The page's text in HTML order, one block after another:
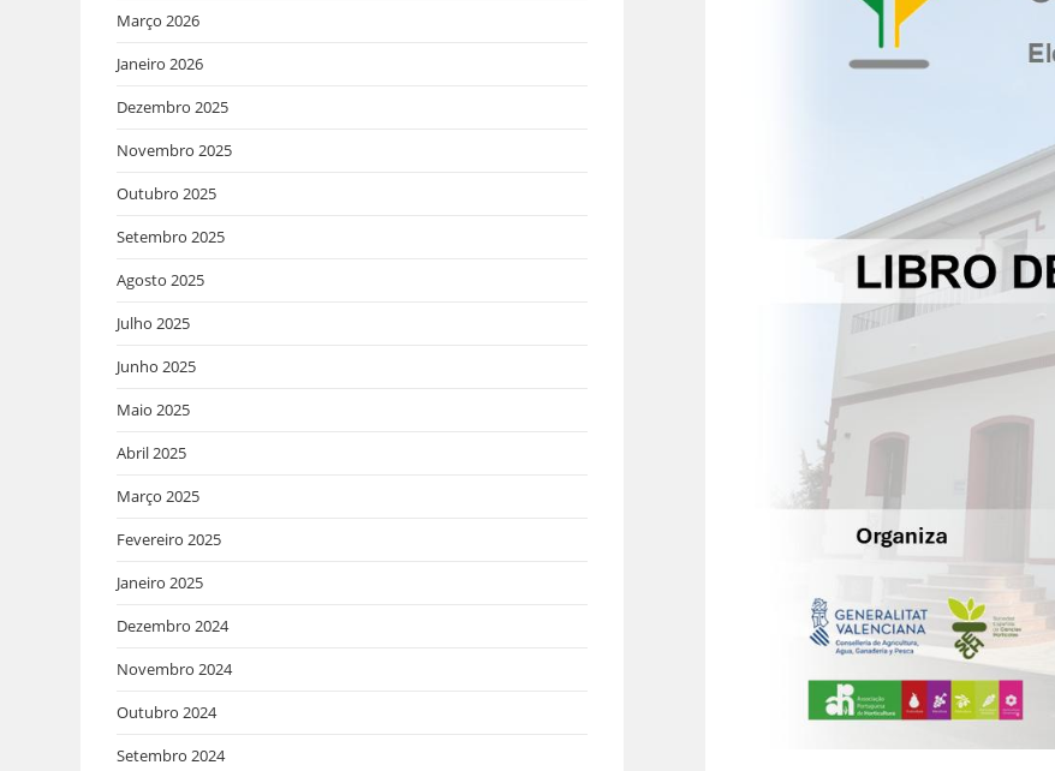
Março 2026
Janeiro 2026
Dezembro 2025
Novembro 2025
Outubro 2025
Setembro 2025
Agosto 2025
Julho 2025
Junho 2025
Maio 2025
Abril 2025
Março 2025
Fevereiro 2025
Janeiro 2025
Dezembro 2024
Novembro 2024
Outubro 2024
Setembro 2024